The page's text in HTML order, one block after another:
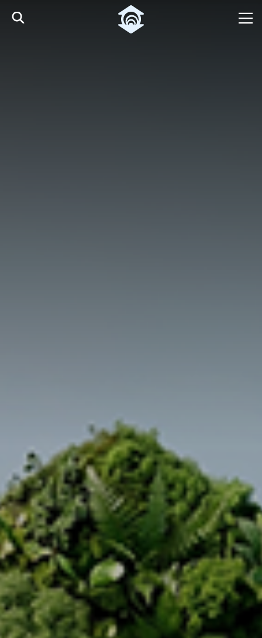
Pular para o Conteúdo principal